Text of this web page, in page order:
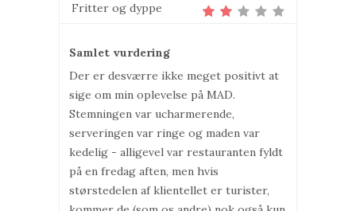
Fritter og dyppe
Samlet vurdering
Der er desværre ikke meget positivt at
sige om min oplevelse på MAD.
Stemningen var ucharmerende,
serveringen var ringe og maden var
kedelig - alligevel var restauranten fyldt
på en fredag aften, men hvis
størstedelen af klientellet er turister,